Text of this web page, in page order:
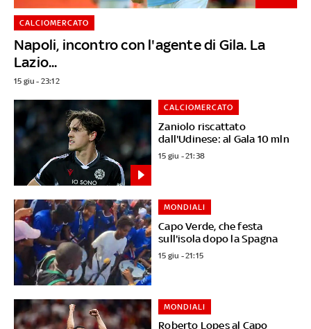
Napoli, incontro con l'agente di Gila. La
Lazio...
CALCIOMERCATO
15 giu - 23:12
Zaniolo riscattato
dall'Udinese: al Gala 10 mln
CALCIOMERCATO
15 giu - 21:38
Capo Verde, che festa
sull'isola dopo la Spagna
MONDIALI
15 giu - 21:15
Roberto Lopes al Capo
MONDIALI